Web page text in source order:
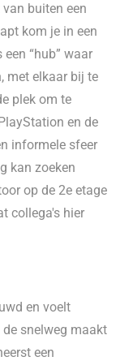
buiten een
kom je in een
“hub” waar
met elkaar bij te
plek om te
en de
informele sfeer
kan zoeken
op de 2e etage
collega's hier
en voelt
snelweg maakt
een